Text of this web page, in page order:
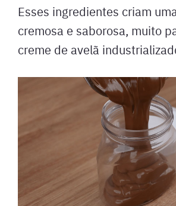
Esses ingredientes criam
cremosa e saborosa, muito
creme de avelã